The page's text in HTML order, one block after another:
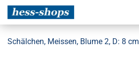
Schälchen, Meissen, Blume 2, D: 8 cm